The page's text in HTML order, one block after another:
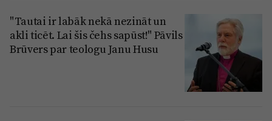
"Tautai ir labāk nekā nezināt un
akli ticēt. Lai šis čehs sapūst!" Pāvils
Brūvers par teologu Janu Husu